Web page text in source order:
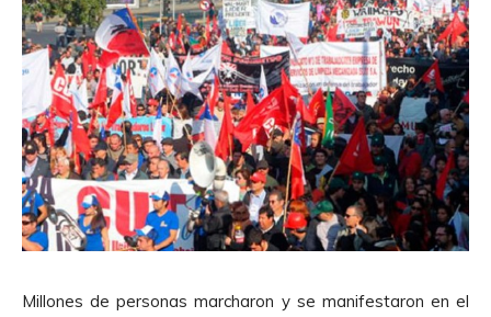
Millones de personas marcharon y se manifestaron en el